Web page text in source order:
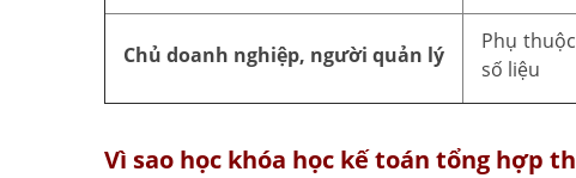
Chủ doanh nghiệp, người quản lý
Phụ
số liệu
Vì sao học khóa học kế toán tổng hợp